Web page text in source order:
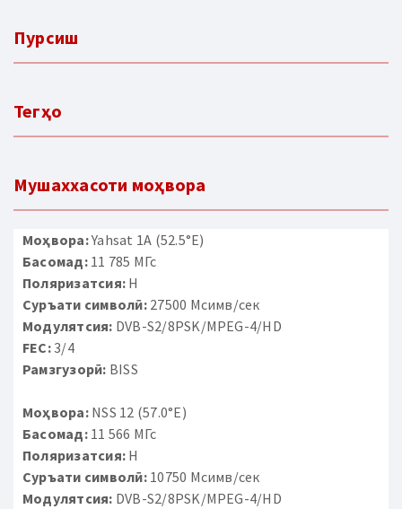
Пурсиш
Тегҳо
Мушаххасоти моҳвора
Моҳвора:Yahsat 1A (52.5°E)
Басомад:11 785 МГс
Поляризатсия: H
Суръати символӣ:27500 Мсимв/сек
Модулятсия: DVB-S2/8PSK/MPEG-4/HD
FEC:3/4
Рамзгузорӣ: BISS
Моҳвора:NSS 12 (57.0°E)
Басомад:11 566 МГс
Поляризатсия: H
Суръати символӣ:10750 Мсимв/сек
Модулятсия: DVB-S2/8PSK/MPEG-4/HD